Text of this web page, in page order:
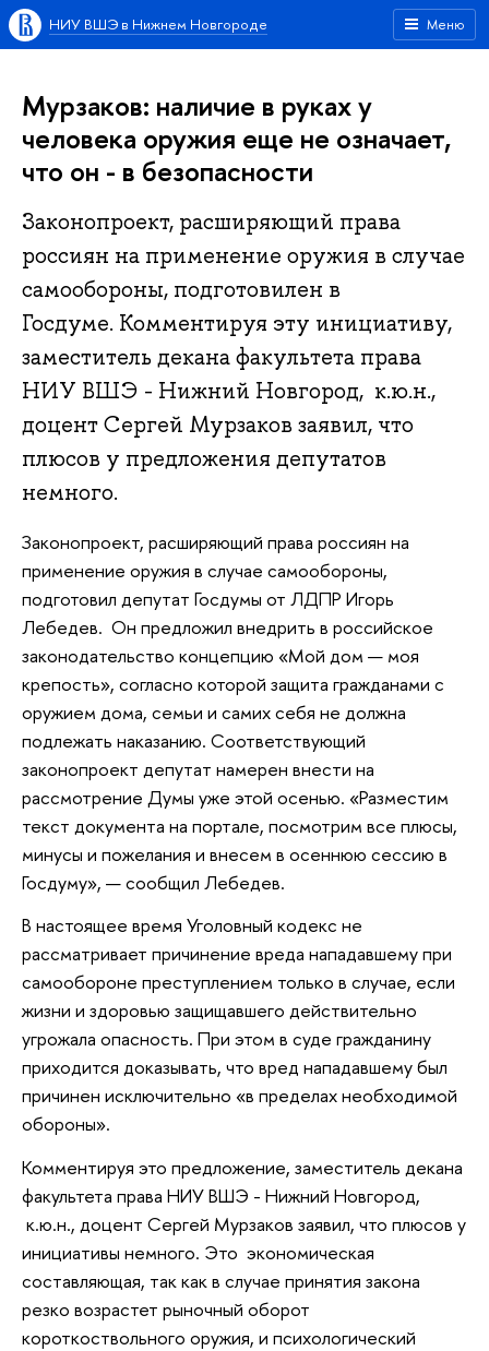
Меню
НИУ ВШЭ в Нижнем Новгороде
Мурзаков: наличие в руках у
человека оружия еще не означает,
что он - в безопасности
Законопроект, расширяющий права
россиян на применение оружия в случае
самообороны, подготовилен в
Госдуме. Комментируя эту инициативу,
заместитель декана факультета права
НИУ ВШЭ - Нижний Новгород, к.ю.н.,
доцент Сергей Мурзаков заявил, что
плюсов у предложения депутатов
немного.
Законопроект, расширяющий права россиян на
применение оружия в случае самообороны,
подготовил депутат Госдумы от ЛДПР Игорь
Лебедев. Он предложил внедрить в российское
законодательство концепцию «Мой дом — моя
крепость», согласно которой защита гражданами с
оружием дома, семьи и самих себя не должна
подлежать наказанию. Соответствующий
законопроект депутат намерен внести на
рассмотрение Думы уже этой осенью. «Разместим
текст документа на портале, посмотрим все плюсы,
минусы и пожелания и внесем в осеннюю сессию в
Госдуму», — сообщил Лебедев.
В настоящее время Уголовный кодекс не
рассматривает причинение вреда нападавшему при
самообороне преступлением только в случае, если
жизни и здоровью защищавшего действительно
угрожала опасность. При этом в суде гражданину
приходится доказывать, что вред нападавшему был
причинен исключительно «в пределах необходимой
обороны».
Комментируя это предложение, заместитель декана
факультета права НИУ ВШЭ - Нижний Новгород,
к.ю.н., доцент Сергей Мурзаков заявил, что плюсов у
инициативы немного. Это экономическая
составляющая, так как в случае принятия закона
резко возрастет рыночный оборот
короткоствольного оружия, и психологический